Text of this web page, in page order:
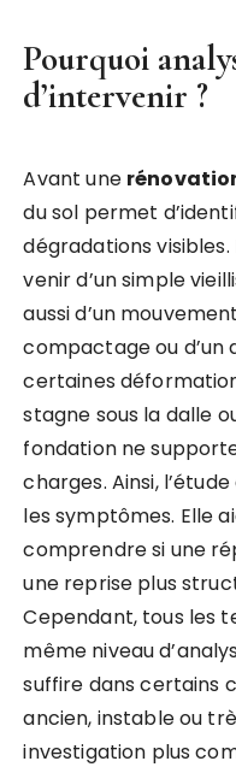
Pourquoi
d’intervenir ?
Avant une
du sol permet
dégradations
venir d’un simple
aussi d’un
compactage ou d’un
certaines
stagne sous la dalle
fondation ne
charges. Ainsi,
les symptômes. Elle
comprendre si une
une reprise plus
Cependant, tous les
même niveau
suffire dans certains
ancien, instable ou
investigation plus